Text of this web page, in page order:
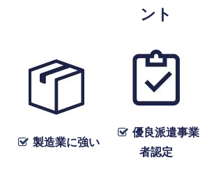
ント
製造業に強い
優良派遣事業
者認定